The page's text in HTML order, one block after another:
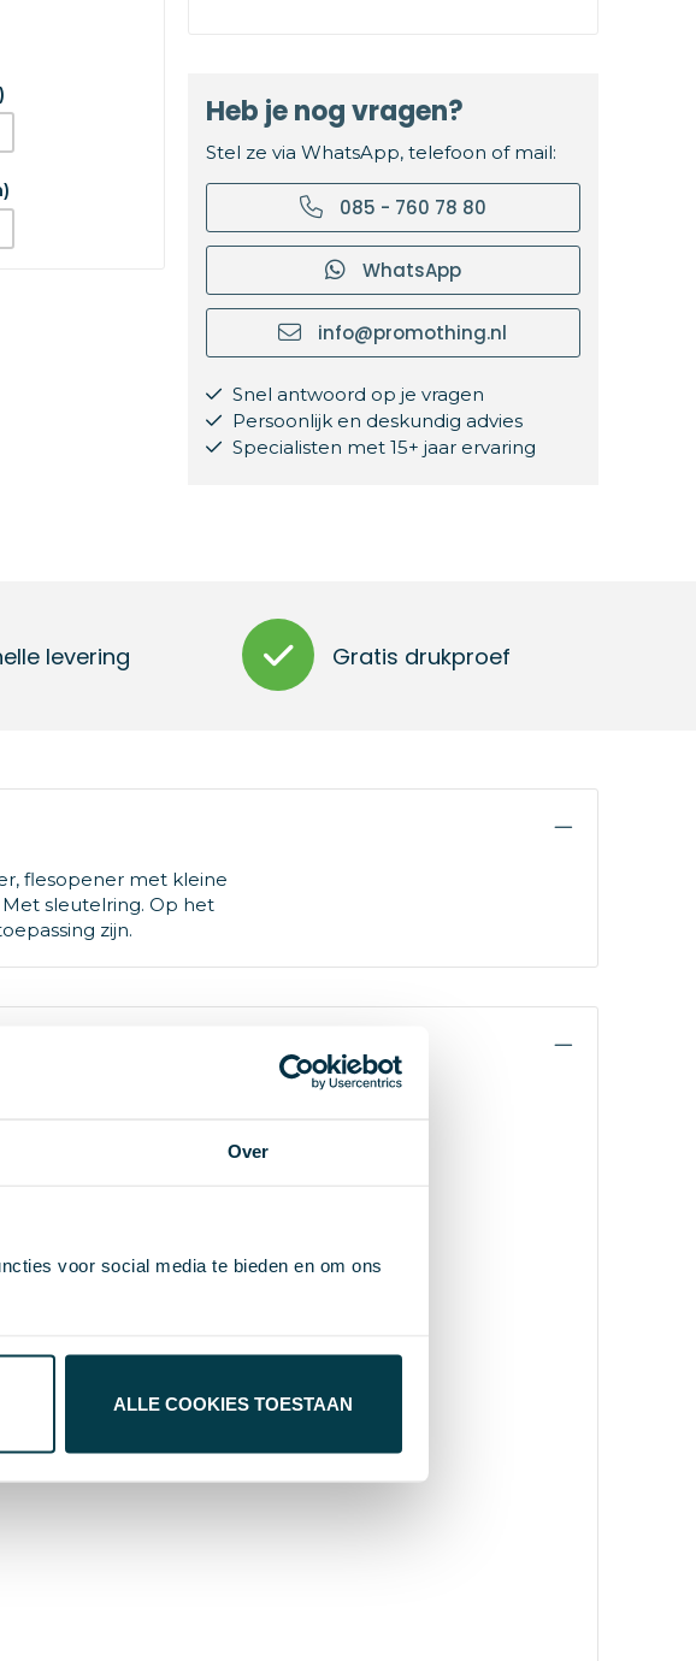
Over
voor social media te bieden en om ons
ALLE COOKIES TOESTAAN
Heb je nog vragen?
Stel ze via WhatsApp, telefoon of mail:
085 - 760 78 80
WhatsApp
info@promothing.nl
Snel antwoord op je vragen
Persoonlijk en deskundig advies
Specialisten met 15+ jaar ervaring
levering Gratis drukproef
flesopener met kleine
Met sleutelring. Op het
zijn.